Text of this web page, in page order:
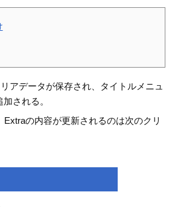
アデータが保存され、タイトルメニュ
される。
Extraの内容が更新されるのは次のクリ